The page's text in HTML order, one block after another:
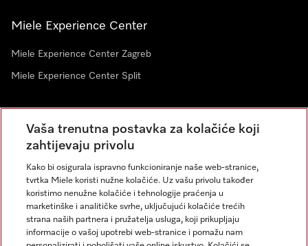
Miele Experience Center
Miele Experience Center Zagreb
Miele Experience Center Split
Newsletter
Vaša trenutna postavka za kolačiće koji
zahtijevaju privolu
Kako bi osigurala ispravno funkcioniranje naše web-stranice,
tvrtka Miele koristi nužne kolačiće. Uz vašu privolu također
koristimo nenužne kolačiće i tehnologije praćenja u
marketinške i analitičke svrhe, uključujući kolačiće trećih
strana naših partnera i pružatelja usluga, koji prikupljaju
informacije o vašoj upotrebi web-stranice i pomažu nam